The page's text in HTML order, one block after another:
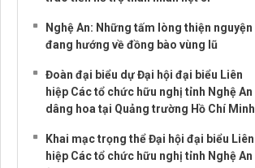
Nghệ An: Những tấm lòng thiện nguyện
đang hướng về đồng bào vùng lũ
Đoàn đại biểu dự Đại hội đại biểu Liên
hiệp Các tổ chức hữu nghị tỉnh Nghệ An
dâng hoa tại Quảng trường Hồ Chí Minh
Khai mạc trọng thể Đại hội đại biểu Liên
hiệp Các tổ chức hữu nghị tỉnh Nghệ An